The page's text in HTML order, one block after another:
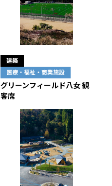
建築
医療・福祉・商業施設
グリーンフィールド八女 観
客席